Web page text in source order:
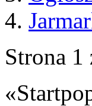
Strona 1
«Start